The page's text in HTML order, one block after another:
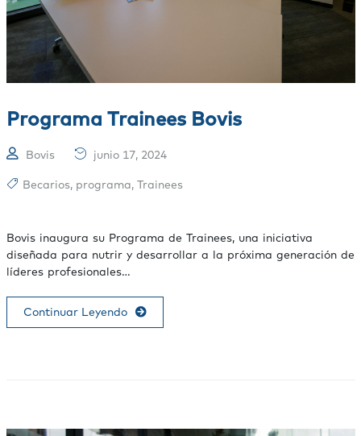
Programa Trainees Bovis
Bovis junio 17, 2024
Becarios, programa, Trainees
Bovis inaugura su Programa de Trainees, una iniciativa
diseñada para nutrir y desarrollar a la próxima generación de
líderes profesionales…
Continuar Leyendo